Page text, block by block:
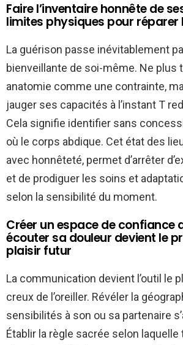
Faire l’inventaire honnête de
limites physiques pour réparer
La guérison passe inévitablement
bienveillante de soi-même. Ne plus
anatomie comme une contrainte,
jauger ses capacités à l’instant T
Cela signifie identifier sans
où le corps abdique. Cet état des
avec honnêteté, permet d’arrêter
et de prodiguer les soins et
selon la sensibilité du moment.
Créer un espace de confiance
écouter sa douleur devient le
plaisir futur
La communication devient l’outil le
creux de l’oreiller. Révéler la
sensibilités à son ou sa partenaire
Établir la règle sacrée selon laquelle